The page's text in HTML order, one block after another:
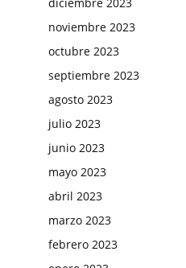
noviembre 2023
octubre 2023
septiembre 2023
agosto 2023
julio 2023
junio 2023
mayo 2023
abril 2023
marzo 2023
febrero 2023